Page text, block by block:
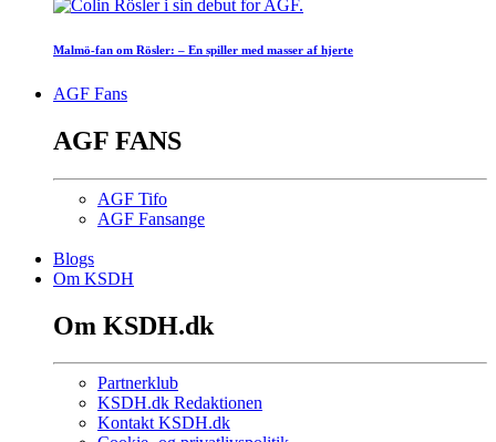
Malmö-fan om Rösler: – En spiller med masser af hjerte
AGF Fans
AGF FANS
AGF Tifo
AGF Fansange
Blogs
Om KSDH
Om KSDH.dk
Partnerklub
KSDH.dk Redaktionen
Kontakt KSDH.dk